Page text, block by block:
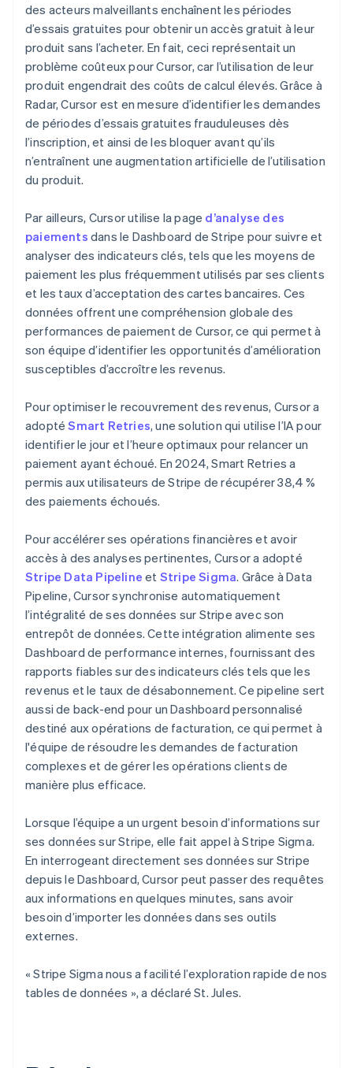
des acteurs malveillants enchaînent les périodes
d’essais gratuites pour obtenir un accès gratuit à leur
produit sans l’acheter. En fait, ceci représentait un
problème coûteux pour Cursor, car l’utilisation de leur
produit engendrait des coûts de calcul élevés. Grâce à
Radar, Cursor est en mesure d’identifier les demandes
de périodes d’essais gratuites frauduleuses dès
l’inscription, et ainsi de les bloquer avant qu’ils
n’entraînent une augmentation artificielle de l’utilisation
du produit.
Par ailleurs, Cursor utilise la page d’analyse des
paiements dans le Dashboard de Stripe pour suivre et
analyser des indicateurs clés, tels que les moyens de
paiement les plus fréquemment utilisés par ses clients
et les taux d’acceptation des cartes bancaires. Ces
données offrent une compréhension globale des
performances de paiement de Cursor, ce qui permet à
son équipe d’identifier les opportunités d’amélioration
susceptibles d’accroître les revenus.
Pour optimiser le recouvrement des revenus, Cursor a
adoptéSmart Retries, une solution qui utilise l’IA pour
identifier le jour et l’heure optimaux pour relancer un
paiement ayant échoué. En 2024, Smart Retries a
permis aux utilisateurs de Stripe de récupérer 38,4 %
des paiements échoués.
Pour accélérer ses opérations financières et avoir
accès à des analyses pertinentes, Cursor a adopté
Stripe Data Pipeline et Stripe Sigma. Grâce à Data
Pipeline, Cursor synchronise automatiquement
l’intégralité de ses données sur Stripe avec son
entrepôt de données. Cette intégration alimente ses
Dashboard de performance internes, fournissant des
rapports fiables sur des indicateurs clés tels que les
revenus et le taux de désabonnement. Ce pipeline sert
aussi de back-end pour un Dashboard personnalisé
destiné aux opérations de facturation, ce qui permet à
l'équipe de résoudre les demandes de facturation
complexes et de gérer les opérations clients de
manière plus efficace.
Lorsque l’équipe a un urgent besoin d’informations sur
ses données sur Stripe, elle fait appel à Stripe Sigma.
En interrogeant directement ses données sur Stripe
depuis le Dashboard, Cursor peut passer des requêtes
aux informations en quelques minutes, sans avoir
besoin d’importer les données dans ses outils
externes.
« Stripe Sigma nous a facilité l’exploration rapide de nos
tables de données », a déclaré St. Jules.